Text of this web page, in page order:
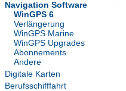
Navigation Software
WinGPS 6
Verlängerung
WinGPS Marine
WinGPS Upgrades
Abonnements
Andere
Digitale Karten
Berufsschifffahrt